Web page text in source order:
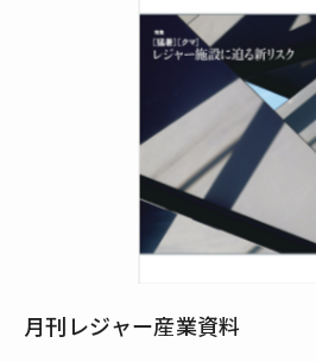
月刊レジャー産業資料